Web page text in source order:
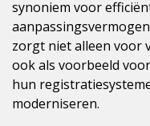
synoniem voor
zorgt niet alleen voor
ook als voorbeeld
hun
moderniseren.